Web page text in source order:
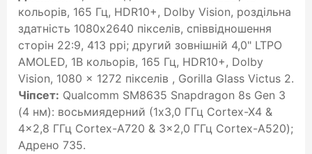
кольорів, 165 Гц, HDR10+, Dolby Vision, роздільна
здатність 1080x2640 пікселів, співвідношення
сторін 22:9, 413 ppi; другий зовнішній 4,0" LTPO
AMOLED, 1B кольорів, 165 Гц, HDR10+, Dolby
Vision, 1080 x 1272 пікселів , Gorilla Glass Victus 2.
Чіпсет: Qualcomm SM8635 Snapdragon 8s Gen 3
(4 нм): восьмиядерний (1x3,0 ГГц Cortex-X4 &
4x2,8 ГГц Cortex-A720 & 3x2,0 ГГц Cortex-A520);
Адрено 735.